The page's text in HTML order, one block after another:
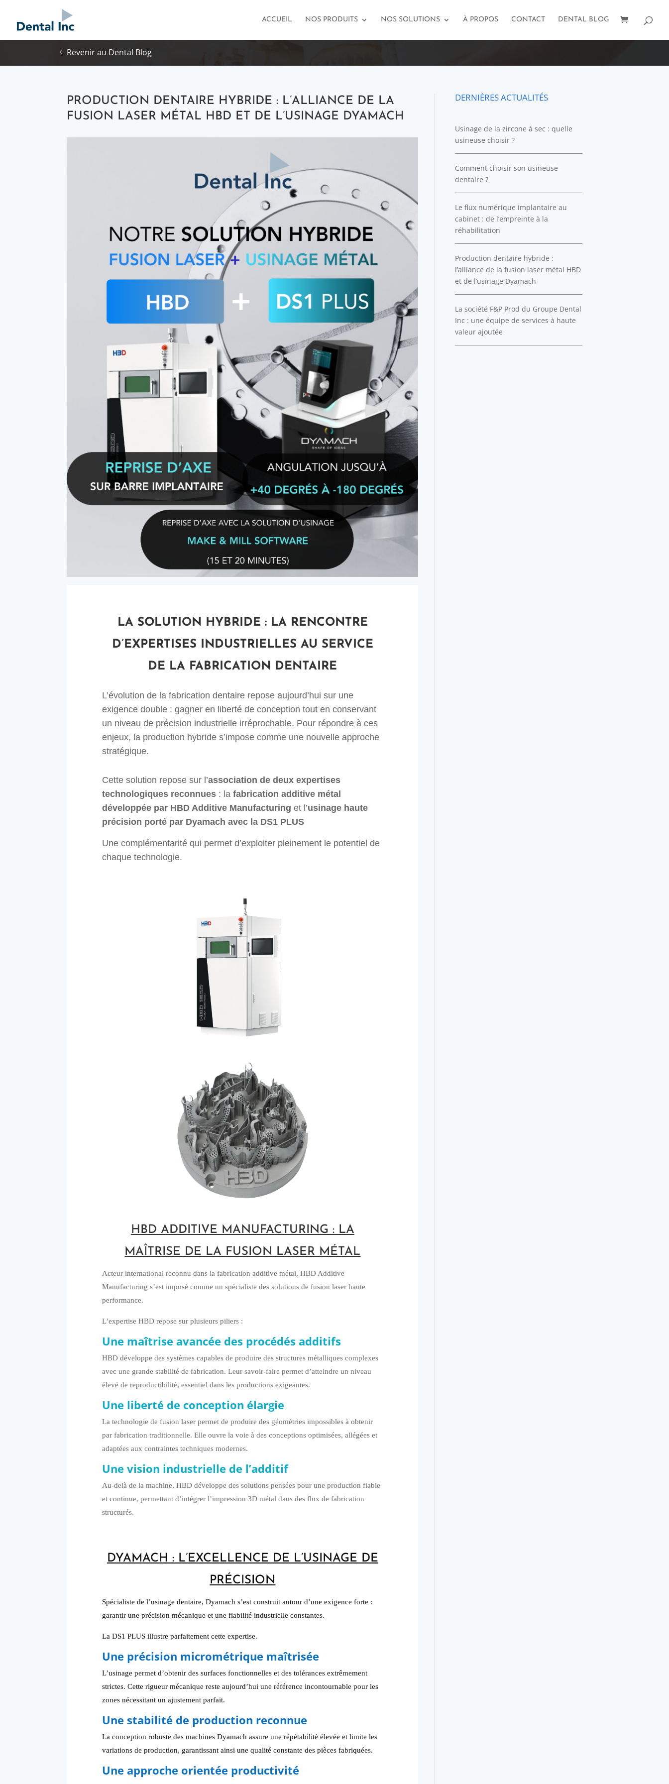
ACCUEIL NOS PRODUITS NOS SOLUTIONS À PROPOS CONTACT DENTAL BLOG
Revenir au Dental Blog
PRODUCTION DENTAIRE HYBRIDE : L’ALLIANCE DE LA
FUSION LASER MÉTAL HBD ET DE L’USINAGE DYAMACH
LA SOLUTION HYBRIDE : LA RENCONTRE
D’EXPERTISES INDUSTRIELLES AU SERVICE
DE LA FABRICATION DENTAIRE
L’évolution de la fabrication dentaire repose aujourd’hui sur une
exigence double : gagner en liberté de conception tout en conservant
un niveau de précision industrielle irréprochable. Pour répondre à ces
enjeux, la production hybride s’impose comme une nouvelle approche
stratégique.
Cette solution repose sur l’association de deux expertises
technologiques reconnues: lafabrication additive métal
développée par HBD Additive Manufacturing et l’usinage haute
précision porté par Dyamach avec la DS1 PLUS
Une complémentarité qui permet d’exploiter pleinement le potentiel de
chaque technologie.
HBD ADDITIVE MANUFACTURING : LA
MAÎTRISE DE LA FUSION LASER MÉTAL
Acteur international reconnu dans la fabrication additive métal, HBD Additive
Manufacturing s’est imposé comme un spécialiste des solutions de fusion laser haute
performance.
L’expertise HBD repose sur plusieurs piliers :
Une maîtrise avancée des procédés additifs
HBD développe des systèmes capables de produire des structures métalliques complexes
avec une grande stabilité de fabrication. Leur savoir-faire permet d’atteindre un niveau
élevé de reproductibilité, essentiel dans les productions exigeantes.
Une liberté de conception élargie
La technologie de fusion laser permet de produire des géométries impossibles à obtenir
par fabrication traditionnelle. Elle ouvre la voie à des conceptions optimisées, allégées et
adaptées aux contraintes techniques modernes.
Une vision industrielle de l’additif
Au-delà de la machine, HBD développe des solutions pensées pour une production fiable
et continue, permettant d’intégrer l’impression 3D métal dans des flux de fabrication
structurés.
DYAMACH : L’EXCELLENCE DE L’USINAGE DE
PRÉCISION
Spécialiste de l’usinage dentaire, Dyamach s’est construit autour d’une exigence forte :
garantir une précision mécanique et une fiabilité industrielle constantes.
La DS1 PLUS illustre parfaitement cette expertise.
Une précision micrométrique maîtrisée
L’usinage permet d’obtenir des surfaces fonctionnelles et des tolérances extrêmement
strictes. Cette rigueur mécanique reste aujourd’hui une référence incontournable pour les
zones nécessitant un ajustement parfait.
Une stabilité de production reconnue
La conception robuste des machines Dyamach assure une répétabilité élevée et limite les
variations de production, garantissant ainsi une qualité constante des pièces fabriquées.
Une approche orientée productivité
DERNIÈRES ACTUALITÉS
Usinage de la zircone à sec : quelle
usineuse choisir ?
Comment choisir son usineuse
dentaire ?
Le flux numérique implantaire au
cabinet : de l’empreinte à la
réhabilitation
Production dentaire hybride :
l’alliance de la fusion laser métal HBD
et de l’usinage Dyamach
La société F&P Prod du Groupe Dental
Inc : une équipe de services à haute
valeur ajoutée